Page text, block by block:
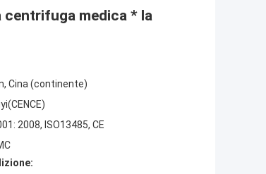
centrifuga medica * la
Cina (continente)
2008, ISO13485, CE